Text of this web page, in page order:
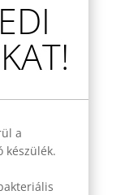
a
készülék.